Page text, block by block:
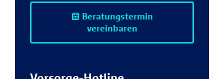
Beratungstermin
vereinbaren